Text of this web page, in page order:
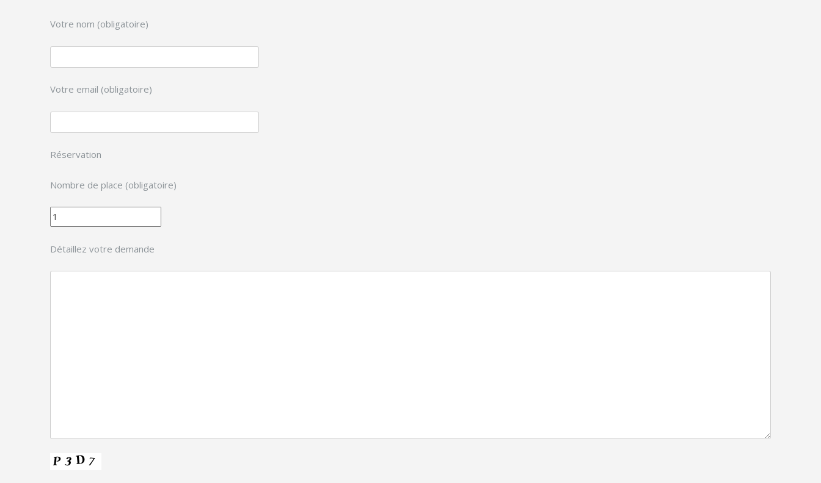
Votre nom (obligatoire)
Votre email (obligatoire)
Réservation
Nombre de place (obligatoire)
Détaillez votre demande